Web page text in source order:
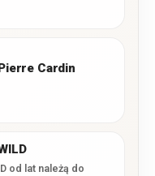
i starannego…
Cardin
od lat należą do